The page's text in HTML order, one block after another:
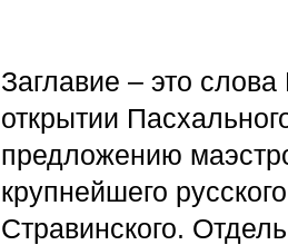
Заглавие – это
открытии
предложению
крупнейшего
Стравинского.